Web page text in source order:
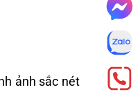
ảnh sắc nét